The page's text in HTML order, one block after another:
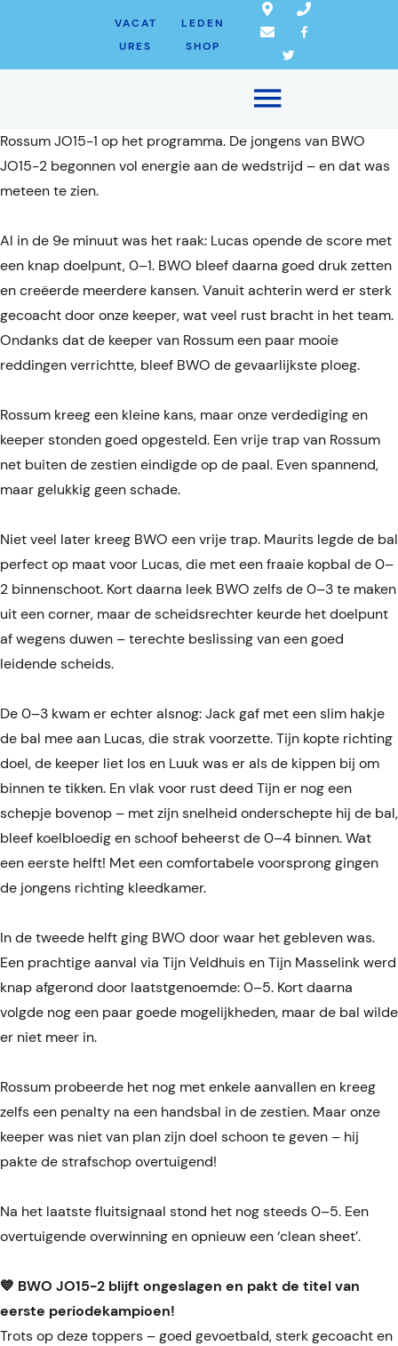
VACAT
URES
LEDEN
SHOP
WEDSTRIJDVERSLAG: ROSSUM
JO15-1 – BWO JO15-2 (0–5)
Rossum JO15-1 op het programma. De jongens van BWO
JO15-2 begonnen vol energie aan de wedstrijd – en dat was
meteen te zien.
Al in de 9e minuut was het raak: Lucas opende de score met
een knap doelpunt, 0–1. BWO bleef daarna goed druk zetten
en creëerde meerdere kansen. Vanuit achterin werd er sterk
gecoacht door onze keeper, wat veel rust bracht in het team.
Ondanks dat de keeper van Rossum een paar mooie
reddingen verrichtte, bleef BWO de gevaarlijkste ploeg.
Rossum kreeg een kleine kans, maar onze verdediging en
keeper stonden goed opgesteld. Een vrije trap van Rossum
net buiten de zestien eindigde op de paal. Even spannend,
maar gelukkig geen schade.
Niet veel later kreeg BWO een vrije trap. Maurits legde de bal
perfect op maat voor Lucas, die met een fraaie kopbal de 0–
2 binnenschoot. Kort daarna leek BWO zelfs de 0–3 te maken
uit een corner, maar de scheidsrechter keurde het doelpunt
af wegens duwen – terechte beslissing van een goed
leidende scheids.
De 0–3 kwam er echter alsnog: Jack gaf met een slim hakje
de bal mee aan Lucas, die strak voorzette. Tijn kopte richting
doel, de keeper liet los en Luuk was er als de kippen bij om
binnen te tikken. En vlak voor rust deed Tijn er nog een
schepje bovenop – met zijn snelheid onderschepte hij de bal,
bleef koelbloedig en schoof beheerst de 0–4 binnen. Wat
een eerste helft! Met een comfortabele voorsprong gingen
de jongens richting kleedkamer.
In de tweede helft ging BWO door waar het gebleven was.
Een prachtige aanval via Tijn Veldhuis en Tijn Masselink werd
knap afgerond door laatstgenoemde: 0–5. Kort daarna
volgde nog een paar goede mogelijkheden, maar de bal wilde
er niet meer in.
Rossum probeerde het nog met enkele aanvallen en kreeg
zelfs een penalty na een handsbal in de zestien. Maar onze
keeper was niet van plan zijn doel schoon te geven – hij
pakte de strafschop overtuigend!
Na het laatste fluitsignaal stond het nog steeds 0–5. Een
overtuigende overwinning en opnieuw een ‘clean sheet’.
💙 BWO JO15-2 blijft ongeslagen en pakt de titel van
eerste periodekampioen!
Trots op deze toppers – goed gevoetbald, sterk gecoacht en